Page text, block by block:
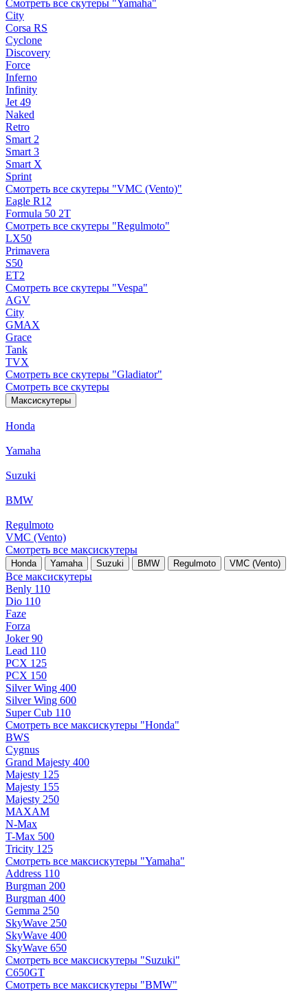
Смотреть все скутеры "Yamaha"
City
Corsa RS
Cyclone
Discovery
Force
Inferno
Infinity
Jet 49
Naked
Retro
Smart 2
Smart 3
Smart X
Sprint
Смотреть все скутеры "VMC (Vento)"
Eagle R12
Formula 50 2Т
Смотреть все скутеры "Regulmoto"
LX50
Primavera
S50
ET2
Смотреть все скутеры "Vespa"
AGV
City
GMAX
Grace
Tank
TVX
Смотреть все скутеры "Gladiator"
Смотреть все скутеры
Максискутеры
Honda
Yamaha
Suzuki
BMW
Regulmoto
VMC (Vento)
Смотреть все максискутеры
Honda Yamaha Suzuki BMW Regulmoto VMC (Vento)
Все максискутеры
Benly 110
Dio 110
Faze
Forza
Joker 90
Lead 110
PCX 125
PCX 150
Silver Wing 400
Silver Wing 600
Super Cub 110
Смотреть все максискутеры "Honda"
BWS
Cygnus
Grand Majesty 400
Majesty 125
Majesty 155
Majesty 250
MAXAM
N-Max
T-Max 500
Tricity 125
Смотреть все максискутеры "Yamaha"
Address 110
Burgman 200
Burgman 400
Gemma 250
SkyWave 250
SkyWave 400
SkyWave 650
Смотреть все максискутеры "Suzuki"
C650GT
Смотреть все максискутеры "BMW"